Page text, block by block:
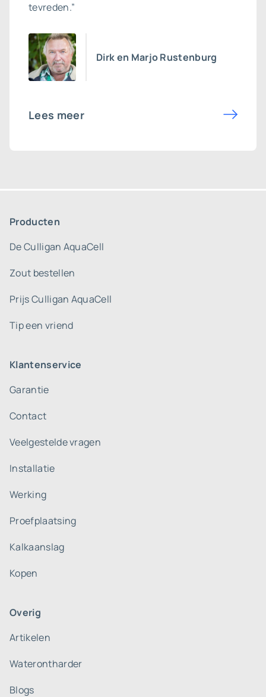
tevreden.”
Dirk en Marjo Rustenburg
Lees meer
Producten
De Culligan AquaCell
Zout bestellen
Prijs Culligan AquaCell
Tip een vriend
Klantenservice
Garantie
Contact
Veelgestelde vragen
Installatie
Werking
Proefplaatsing
Kalkaanslag
Kopen
Overig
Artikelen
Waterontharder
Blogs